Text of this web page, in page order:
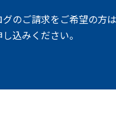
のご請求をご希望の方は
込みください。